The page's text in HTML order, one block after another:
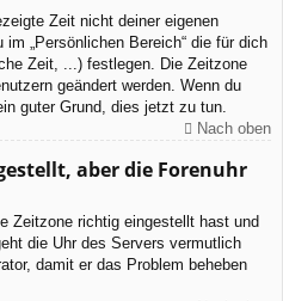
Zeit nicht deiner eigenen
„Persönlichen Bereich“ die für dich
Zeit, ...) festlegen. Die Zeitzone
geändert werden. Wenn du
guter Grund, dies jetzt zu tun.
Nach oben
aber die Forenuhr
Zeitzone richtig eingestellt hast und
die Uhr des Servers vermutlich
damit er das Problem beheben